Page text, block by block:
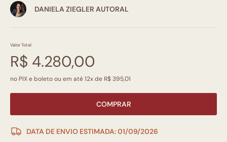
DANIELA ZIEGLER AUTORAL
Valor Total
R$ 4.280,00
no PIX e boleto ou em até 12x de R$ 395,01
COMPRAR
DATA DE ENVIO ESTIMADA: 01/09/2026